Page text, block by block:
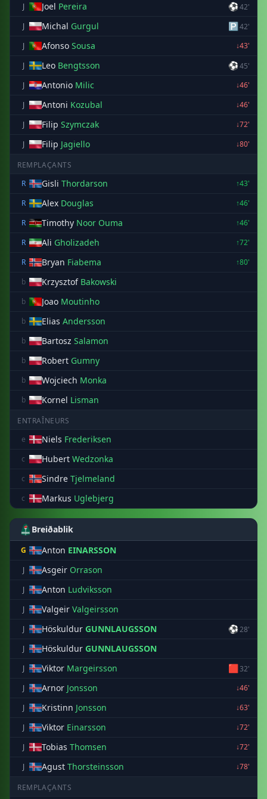
J Joel Pereira ⚽42'
J
Michal Gurgul 🅿42'
J
Afonso Sousa
↓43'
J
Leo Bengtsson ⚽45'
J
Antonio Milic
↓46'
J
Antoni Kozubal
↓46'
J
Filip Szymczak
↓72'
J
Filip Jagiello ↓80'
REMPLAÇANTS
R
Gisli Thordarson
↑43'
R
Alex Douglas
↑46'
R
Timothy Noor Ouma
↑46'
R
Ali Gholizadeh
↑72'
R
Bryan Fiabema
↑80'
b
Krzysztof Bakowski
b Joao Moutinho
b Elias Andersson
b Bartosz Salamon
b Robert Gumny
b Wojciech Monka
b Kornel Lisman
ENTRAÎNEURS
e
Niels Frederiksen
c Hubert Wedzonka
c Sindre Tjelmeland
c Markus Uglebjerg
Breiðablik
G Anton EINARSSON
J Asgeir Orrason
J Anton Ludviksson
J Valgeir Valgeirsson
J Höskuldur GUNNLAUGSSON ⚽28'
J
Höskuldur GUNNLAUGSSON
J Viktor Margeirsson 🟥32'
J
Arnor Jonsson
↓46'
J
Kristinn Jonsson
↓63'
J
Viktor Einarsson
↓72'
J
Tobias Thomsen
↓72'
J
Agust Thorsteinsson ↓78'
REMPLAÇANTS